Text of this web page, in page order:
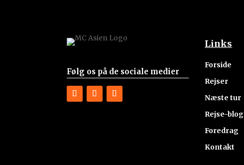
Følg os på de sociale medier
Links
Forside
Rejser
Næste tur
Rejse-blog
Foredrag
Kontakt